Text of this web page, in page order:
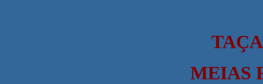
MEIAS